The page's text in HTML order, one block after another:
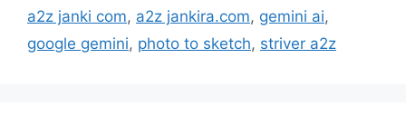
a2z janki com, a2z jankira.com, gemini ai,
google gemini, photo to sketch, striver a2z